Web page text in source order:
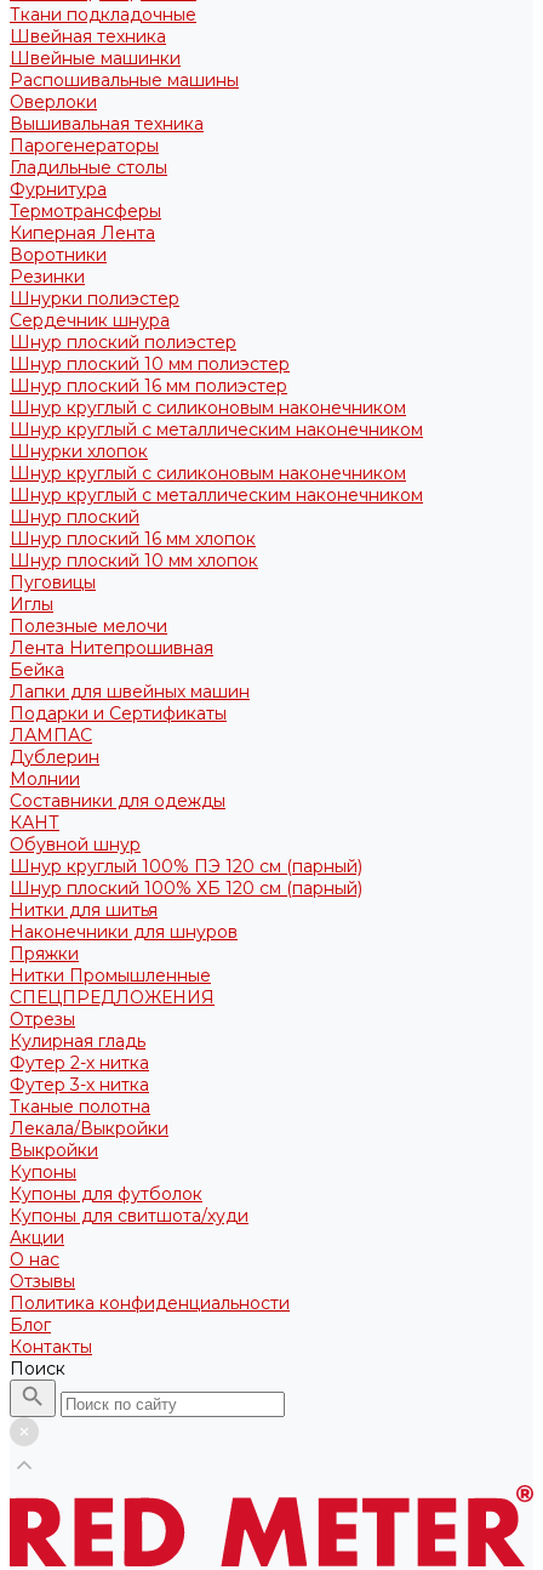
Ткани подкладочные
Швейная техника
Швейные машинки
Распошивальные машины
Оверлоки
Вышивальная техника
Парогенераторы
Гладильные столы
Фурнитура
Термотрансферы
Киперная Лента
Воротники
Резинки
Шнурки полиэстер
Сердечник шнура
Шнур плоский полиэстер
Шнур плоский 10 мм полиэстер
Шнур плоский 16 мм полиэстер
Шнур круглый с силиконовым наконечником
Шнур круглый с металлическим наконечником
Шнурки хлопок
Шнур круглый с силиконовым наконечником
Шнур круглый с металлическим наконечником
Шнур плоский
Шнур плоский 16 мм хлопок
Шнур плоский 10 мм хлопок
Пуговицы
Иглы
Полезные мелочи
Лента Нитепрошивная
Бейка
Лапки для швейных машин
Подарки и Сертификаты
ЛАМПАС
Дублерин
Молнии
Составники для одежды
КАНТ
Обувной шнур
Шнур круглый 100% ПЭ 120 см (парный)
Шнур плоский 100% ХБ 120 см (парный)
Нитки для шитья
Наконечники для шнуров
Пряжки
Нитки Промышленные
СПЕЦПРЕДЛОЖЕНИЯ
Отрезы
Кулирная гладь
Футер 2-х нитка
Футер 3-х нитка
Тканые полотна
Лекала/Выкройки
Выкройки
Купоны
Купоны для футболок
Купоны для свитшота/худи
Акции
О нас
Отзывы
Политика конфиденциальности
Блог
Контакты
Поиск